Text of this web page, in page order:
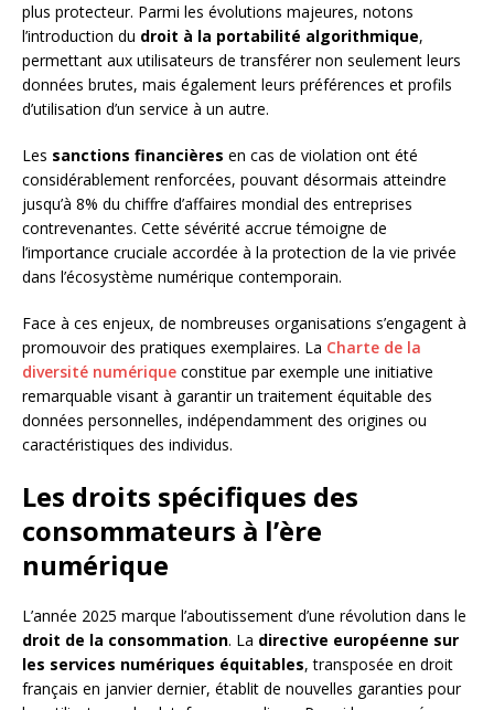
plus protecteur. Parmi les évolutions majeures, notons
l’introduction du droit à la portabilité algorithmique,
permettant aux utilisateurs de transférer non seulement leurs
données brutes, mais également leurs préférences et profils
d’utilisation d’un service à un autre.
Les sanctions financières en cas de violation ont été
considérablement renforcées, pouvant désormais atteindre
jusqu’à 8% du chiffre d’affaires mondial des entreprises
contrevenantes. Cette sévérité accrue témoigne de
l’importance cruciale accordée à la protection de la vie privée
dans l’écosystème numérique contemporain.
Face à ces enjeux, de nombreuses organisations s’engagent à
promouvoir des pratiques exemplaires. La Charte de la
diversité numérique constitue par exemple une initiative
remarquable visant à garantir un traitement équitable des
données personnelles, indépendamment des origines ou
caractéristiques des individus.
Les droits spécifiques des
consommateurs à l’ère
numérique
L’année 2025 marque l’aboutissement d’une révolution dans le
droit de la consommation. La directive européenne sur
les services numériques équitables, transposée en droit
français en janvier dernier, établit de nouvelles garanties pour